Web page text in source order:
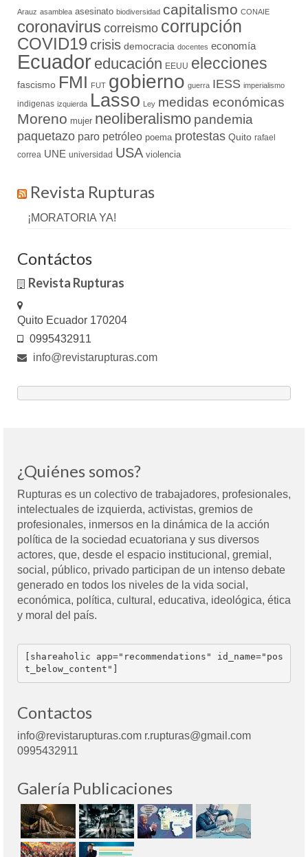
Arauz asamblea asesinato biodiversidad capitalismo CONAIE
coronavirus correismo corrupción
COVID19crisis democracia docentes economía
Ecuador educación EEUU elecciones
fascismo FMI FUT gobierno guerra IESS imperialismo
indigenas izquierda Lasso Ley medidas económicas
Moreno mujer neoliberalismo pandemia
paquetazo paro petróleo poema protestas Quito rafael
correa UNE universidad USA violencia
Revista Rupturas
¡MORATORIA YA!
Contáctos
Revista Rupturas
Quito Ecuador 170204
0995432911
info@revistarupturas.com
¿Quiénes somos?
Rupturas es un colectivo de trabajadores, profesionales,
intelectuales de izquierda, activistas, gremios de
profesionales, inmersos en la dinámica de la acción
política de la sociedad ecuatoriana y sus diversos
actores, que, desde el espacio institucional, gremial,
social, público, privado participan de un intenso debate
generado en todos los niveles de la vida social,
económica, política, cultural, educativa, ideológica, ética
y moral del país.
[shareaholic app="recommendations" id_name="pos
t_below_content"]
Contactos
info@revistarupturas.com r.rupturas@gmail.com
0995432911
Galería Publicaciones